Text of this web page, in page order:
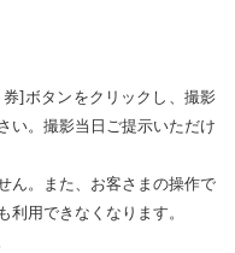
]ボタンをクリックし、撮影
い。撮影当日ご提示いただけ
ん。また、お客さまの操作で
用できなくなります。